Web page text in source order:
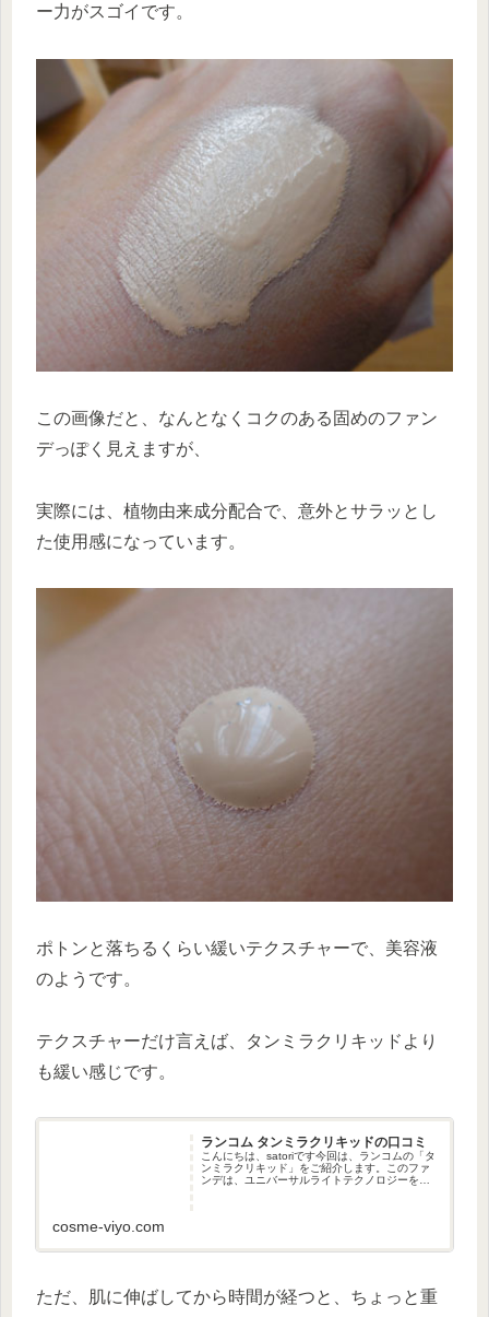
ー力がスゴイです。
この画像だと、なんとなくコクのある固めのファン
デっぽく見えますが、
実際には、植物由来成分配合で、意外とサラッとし
た使用感になっています。
ポトンと落ちるくらい緩いテクスチャーで、美容液
のようです。
テクスチャーだけ言えば、タンミラクリキッドより
も緩い感じです。
ランコム タンミラクリキッドの口コミ
こんにちは、satoriです今回は、ランコムの「タ
ンミラクリキッド」をご紹介します。このファ
ンデは、ユニバーサルライトテクノロジーを採
cosme-viyo.com
ただ、肌に伸ばしてから時間が経つと、ちょっと重